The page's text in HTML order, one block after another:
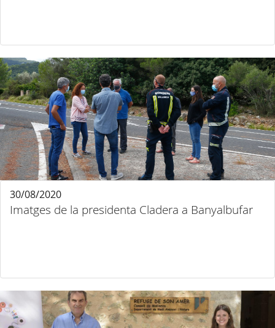
Imatges de la presidenta Cladera a Banyalbufar
30/08/2020